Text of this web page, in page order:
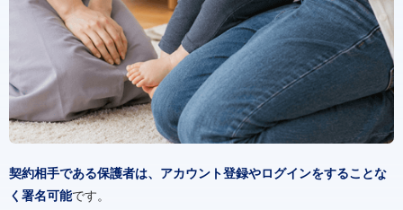
契約相手である保護者は、アカウント登録やログインをすることな
く署名可能です。